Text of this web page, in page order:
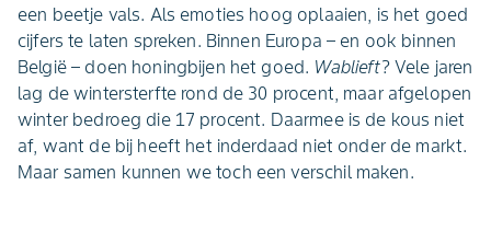
een beetje vals. Als emoties hoog oplaaien, is het goed
cijfers te laten spreken. Binnen Europa – en ook binnen
België – doen honingbijen het goed. Wablieft? Vele jaren
lag de wintersterfte rond de 30 procent, maar afgelopen
winter bedroeg die 17 procent. Daarmee is de kous niet
af, want de bij heeft het inderdaad niet onder de markt.
Maar samen kunnen we toch een verschil maken.